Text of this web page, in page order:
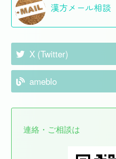
漢方メール相談
X (Twitter)
ameblo
連絡・ご相談は